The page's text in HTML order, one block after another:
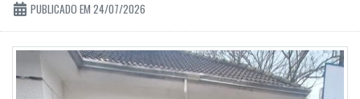
PUBLICADO EM 24/07/2026